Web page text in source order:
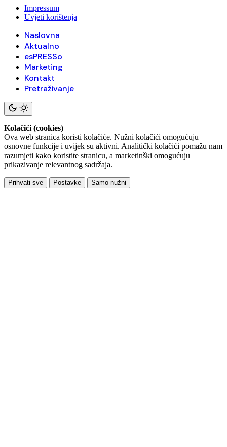
Impressum
Uvjeti korištenja
Naslovna
Aktualno
esPRESSo
Marketing
Kontakt
Pretraživanje
Kolačići (cookies)
Ova web stranica koristi kolačiće. Nužni kolačići omogućuju
osnovne funkcije i uvijek su aktivni. Analitički kolačići pomažu nam
razumjeti kako koristite stranicu, a marketinški omogućuju
prikazivanje relevantnog sadržaja.
Prihvati sve Postavke Samo nužni